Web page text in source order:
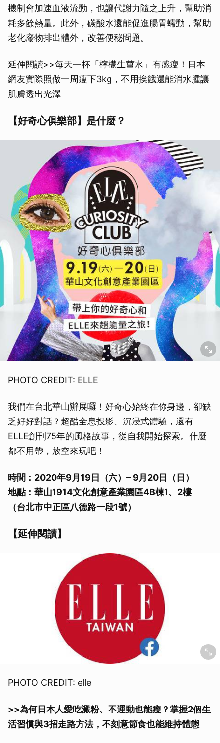
機制會加速血液流動，也讓代謝力隨之上升，幫助消
耗多餘熱量。此外，碳酸水還能促進腸胃蠕動，幫助
老化廢物排出體外，改善便秘問題。
延伸閱讀>>每天一杯「檸檬生薑水」有感瘦！日本
網友實際照做一周瘦下3kg，不用挨餓還能消水腫讓
肌膚透出光澤
【好奇心俱樂部】是什麼？
PHOTO CREDIT: ELLE
我們在台北華山辦展囉！好奇心始終在你身邊，卻缺
乏好好對話？超酷全息投影、沉浸式體驗，還有
ELLE創刊75年的風格故事，從自我開始探索。什麼
都不用帶，放空來玩吧！
時間：2020年9月19日（六）– 9月20日（日）
地點：華山1914文化創意產業園區4B棟1、2樓
（台北市中正區八德路一段1號）
【延伸閱讀】
PHOTO CREDIT: elle
>>為何日本人愛吃澱粉、不運動也能瘦？掌握2個生
活習慣與3招走路方法，不刻意節食也能維持體態